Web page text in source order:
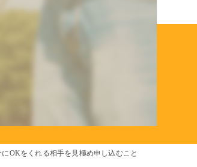
OKをくれる相手を見極め申し込むこと